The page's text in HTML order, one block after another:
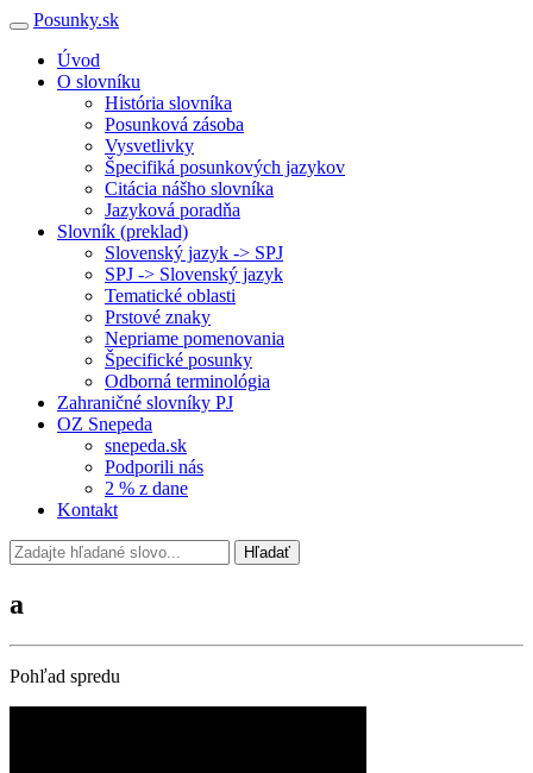
Posunky.sk
Úvod
O slovníku
História slovníka
Posunková zásoba
Vysvetlivky
Špecifiká posunkových jazykov
Citácia nášho slovníka
Jazyková poradňa
Slovník (preklad)
Slovenský jazyk -> SPJ
SPJ -> Slovenský jazyk
Tematické oblasti
Prstové znaky
Nepriame pomenovania
Špecifické posunky
Odborná terminológia
Zahraničné slovníky PJ
OZ Snepeda
snepeda.sk
Podporili nás
2 % z dane
Kontakt
Hľadať
a
Pohľad spredu